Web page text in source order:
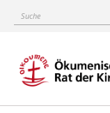
content
Suche
Main